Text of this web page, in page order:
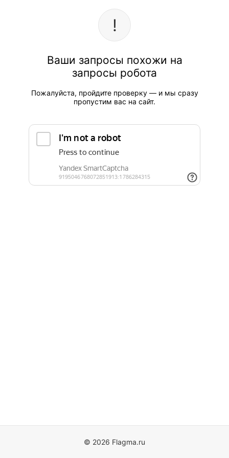
Ваши запросы похожи на
запросы робота
Пожалуйста, пройдите проверку — и мы сразу
пропустим вас на сайт.
© 2026 Flagma.ru